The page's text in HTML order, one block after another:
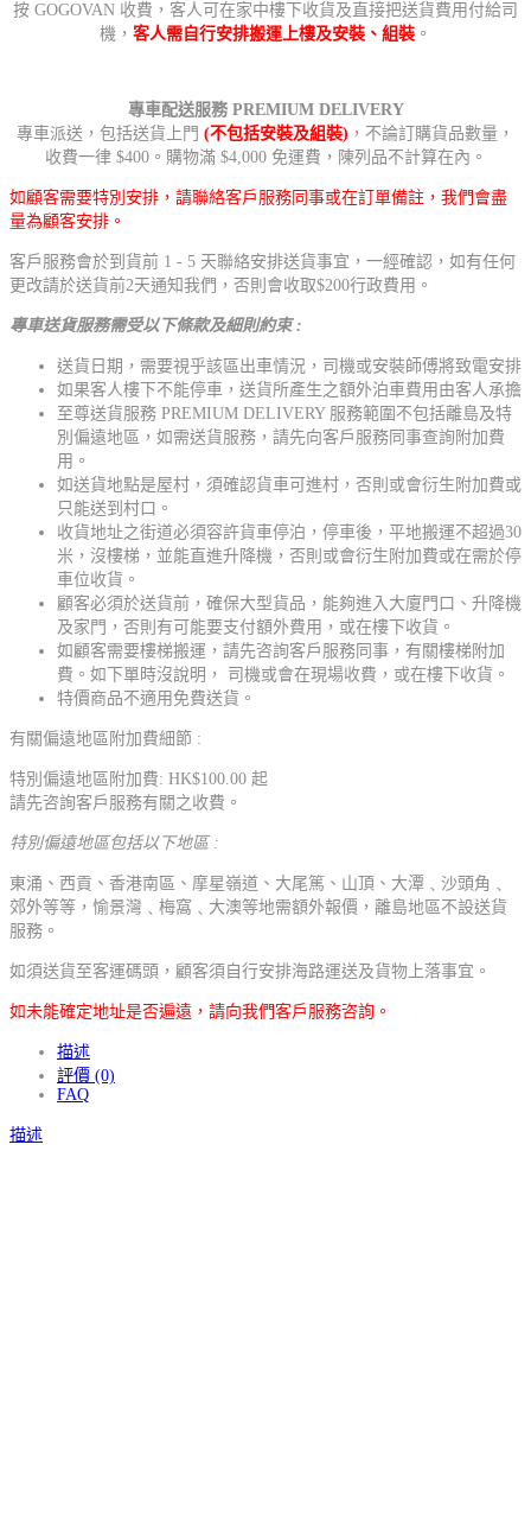
按 GOGOVAN 收費，客人可在家中樓下收貨及直接把送貨費用付給司
機， 客人需自行安排搬運上樓及安裝、組裝 。
專車配送服務 PREMIUM DELIVERY
專車派送，包括送貨上門 (不包括安裝及組裝) ，不論訂購貨品數量，
收費一律 $400。購物滿 $4,000 免運費，陳列品不計算在內。
如顧客需要特別安排，請聯絡客戶服務同事或在訂單備註，我們會盡
量為顧客安排。
客戶服務會於到貨前 1 - 5 天聯絡安排送貨事宜，一經確認，如有任何
更改請於送貨前2天通知我們，否則會收取$200行政費用。
專車送貨服務需受以下條款及細則約束 :
送貨日期，需要視乎該區出車情況，司機或安裝師傅將致電安排
如果客人樓下不能停車，送貨所產生之額外泊車費用由客人承擔
至尊送貨服務 PREMIUM DELIVERY 服務範圍不包括離島及特
別偏遠地區，如需送貨服務，請先向客戶服務同事查詢附加費
用。
如送貨地點是屋村，須確認貨車可進村，否則或會衍生附加費或
只能送到村口。
收貨地址之街道必須容許貨車停泊，停車後，平地搬運不超過30
米，沒樓梯，並能直進升降機，否則或會衍生附加費或在需於停
車位收貨。
顧客必須於送貨前，確保大型貨品，能夠進入大廈門口、升降機
及家門，否則有可能要支付額外費用，或在樓下收貨。
如顧客需要樓梯搬運，請先咨詢客戶服務同事，有關樓梯附加
費。如下單時沒說明， 司機或會在現場收費，或在樓下收貨。
特價商品不適用免費送貨。
有關偏遠地區附加費細節 :
特別偏遠地區附加費: HK$100.00 起
請先咨詢客戶服務有關之收費。
特別偏遠地區包括以下地區 :
東涌、西貢、香港南區、摩星嶺道、大尾篤、山頂、大潭﹑沙頭角﹑
郊外等等，愉景灣﹑梅窩﹑大澳等地需額外報價，離島地區不設送貨
服務。
如須送貨至客運碼頭，顧客須自行安排海路運送及貨物上落事宜。
如未能確定地址是否遍遠，請向我們客戶服務咨詢。
描述
評價 (0)
FAQ
描述